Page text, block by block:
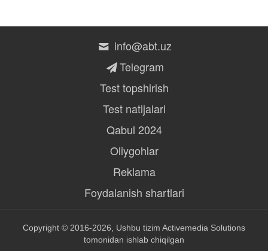
info@abt.uz
Telegram
Test topshirish
Test natijalari
Qabul 2024
Oliygohlar
Reklama
Foydalanish shartlari
Copyright © 2016-2026, Ushbu tizim Activemedia Solutions
tomonidan ishlab chiqilgan